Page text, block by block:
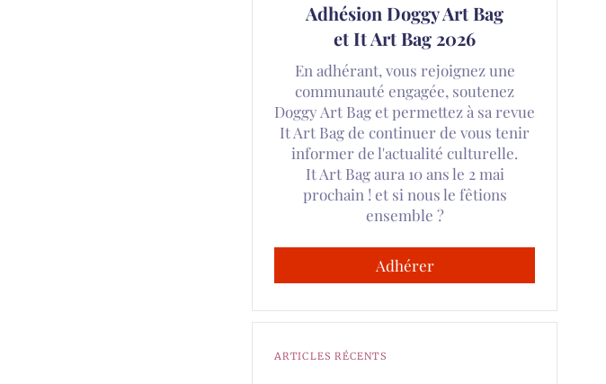
Adhésion Doggy Art Bag
et It Art Bag 2026
En adhérant, vous rejoignez une
communauté engagée, soutenez
Doggy Art Bag et permettez à sa revue
It Art Bag de continuer de vous tenir
informer de l'actualité culturelle.
It Art Bag aura 10 ans le 2 mai
prochain ! et si nous le fêtions
ensemble ?
Adhérer
ARTICLES RÉCENTS